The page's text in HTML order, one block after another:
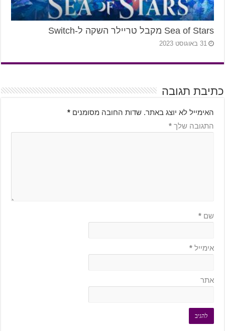
Sea of Stars מקבל טריילר השקה ל-Switch
31 באוגוסט 2023
כתיבת תגובה
האימייל לא יוצג באתר. שדות החובה מסומנים *
התגובה שלך *
שם *
אימייל *
אתר